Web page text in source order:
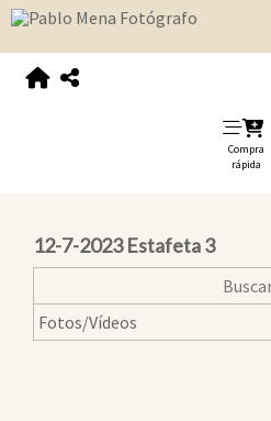
Compra
rápida
12-7-2023 Estafeta 3